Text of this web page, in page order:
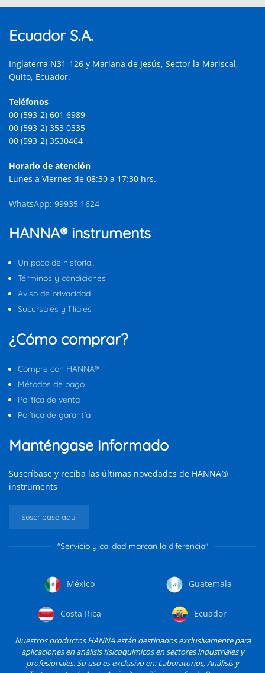
Ecuador S.A.
Inglaterra N31-126 y Mariana de Jesús, Sector la Mariscal,
Quito, Ecuador.
Teléfonos
00 (593-2) 601 6989
00 (593-2) 353 0335
00 (593-2) 3530464
Horario de atención
Lunes a Viernes de 08:30 a 17:30 hrs.
WhatsApp: 99935 1624
HANNA® instruments
Un poco de historia…
Términos y condiciones
Aviso de privacidad
Sucursales y filiales
¿Cómo comprar?
Compre con HANNA®
Métodos de pago
Política de venta
Política de garantía
Manténgase informado
Suscríbase y reciba las últimas novedades de HANNA®
instruments
Suscríbase aquí
"Servicio y calidad marcan la diferencia"
México Guatemala
Costa Rica Ecuador
Nuestros productos HANNA están destinados exclusivamente para
aplicaciones en análisis fisicoquímicos en sectores industriales y
profesionales. Su uso es exclusivo en: Laboratorios, Análisis y